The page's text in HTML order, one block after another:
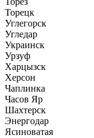
Торецк
Углегорск
Угледар
Украинск
Урзуф
Харцызск
Херсон
Чаплинка
Часов Яр
Шахтерск
Энергодар
Ясиноватая